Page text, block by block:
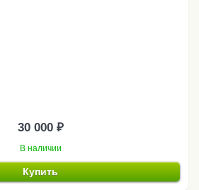
30 000 ₽
В наличии
Купить